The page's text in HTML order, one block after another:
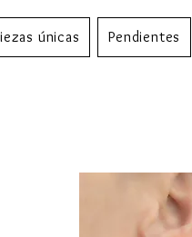
únicas Pendientes